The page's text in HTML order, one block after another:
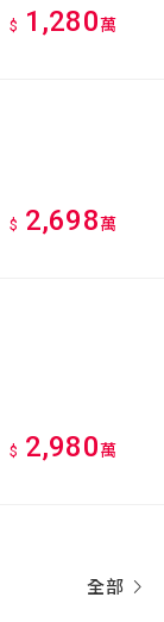
$ 1,280萬
$ 2,698萬
$ 2,980萬
全部